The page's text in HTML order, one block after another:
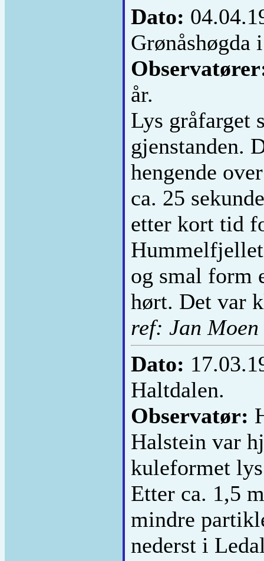
Dato:
Grønåshøgda
år.
Lys gråfarget
gjenstanden.
hengende
ca. 25
etter kort tid
og smal form
hørt. Det var
ref: Jan Moen
Dato:
Haltdalen.
Observatør:
Halstein var
kuleformet
Etter ca. 1,5
mindre
nederst i